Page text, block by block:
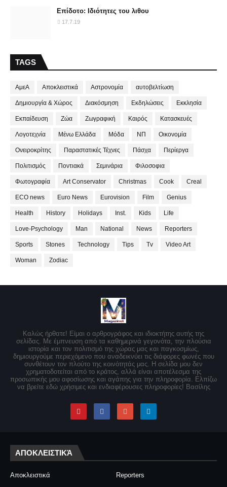
Επίδοτο: Ιδιότητες του λιθου
17.7.19
TAGS
ΑμεΑ Αποκλειστικά Αστρονομία αυτοβελτίωση
Δημιουργία & Χώρος Διακόσμηση Εκδηλώσεις Εκκλησία
Εκπαίδευση Ζώα Ζωγραφική Καιρός Κατασκευές
Λογοτεχνία Μένω Ελλάδα Μόδα ΝΠ Οικονομία
Ονειροκρίτης Παραστατικές Τέχνες Πάσχα Περίεργα
Πολιτισμός Ποντιακά Σεμινάρια Φιλοσοφια
Φωτογραφία Art Conservator Christmas Cook Creal
ECO news Euro News Eurovision Film Genius
Health History Holidays Inst. Kids Life
Love-Psychology Man National News Reporters
Sports Stones Technology Tips Tv Video Art
Woman Zodiac
Καλώς ήρθατε! Είμαι ο αρθρογράφος και ιδιοκτήτης αυτής της
σελίδας. Με έμπνευση από τα καθημερινά γεγονότα, την πλούσια
ιστορία και τον πολιτισμό της χώρας μας και παγκοσμίως,
δημιουργούμε περιεχόμενο που αναδεικνύει τις διάφορες φωνές που
συνθέτουν τον πλούτο της κοινότητάς μας. Η σελίδα μου δεν
χρηματοδοτείται από το κράτος, αλλά είναι αποτέλεσμα της
προσωπικής μου αφοσίωσης και αγάπης για την πληροφορία. Ελπίζω
να βρείτε εδώ χρήσιμες και ενδιαφέρουσες πληροφορίες! Βασίλης
ΑΠΟΚΛΕΙΣΤΙΚΆ
Αποκλειστικά Reporters